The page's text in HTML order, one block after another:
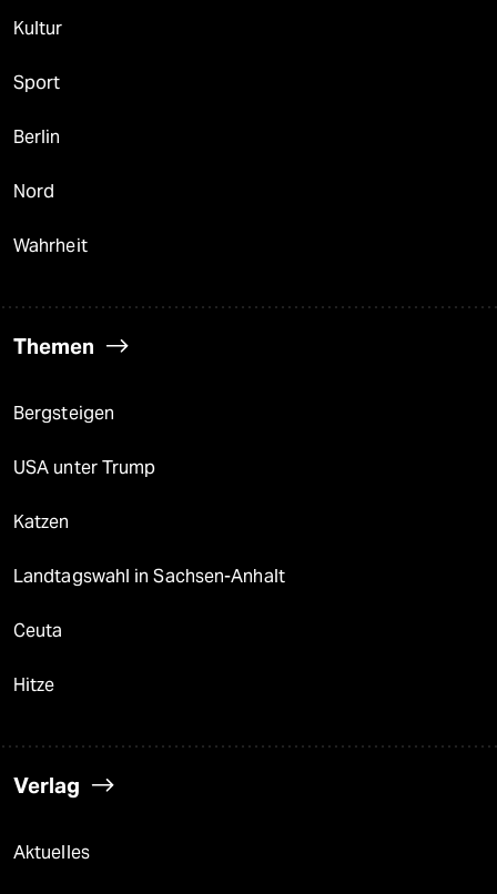
Kultur
Sport
Berlin
Nord
Wahrheit
Themen
Bergsteigen
USA unter Trump
Katzen
Landtagswahl in Sachsen-Anhalt
Ceuta
Hitze
Verlag
Aktuelles